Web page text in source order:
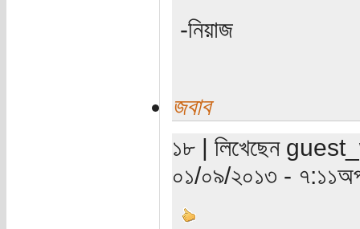
-নিয়াজ
জবাব
১৮ | লিখেছেন
০১/০৯/২০১৩ -